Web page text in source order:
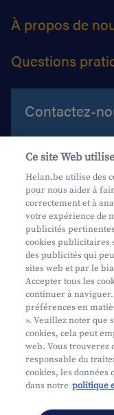
À propos de
Questions
Contactez-
Aide et contact
Prenez rendez-
Où nous trouver
Phishing
Mifid
Privacy
Info juridique
Soumis au contrôle de
Ce site Web
Helan.be utilise des
pour nous aider à
correctement et à
votre expérience de
publicités
cookies publicitaires
des publicités qui
sites web et par le
Accepter tous les
continuer à
préférences en
». Veuillez noter que
cookies, cela peut
web. Vous trouverez
responsable du
cookies, les données
dans notre politique